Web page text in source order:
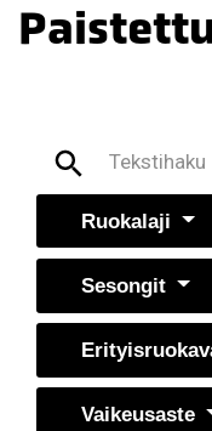
Ruokalaji
Sesongit
Vaikeusaste